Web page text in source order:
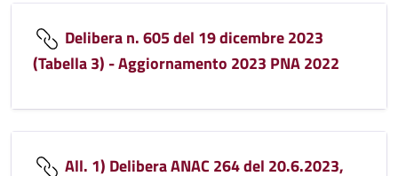
Delibera n. 605 del 19 dicembre 2023
(Tabella 3) - Aggiornamento 2023 PNA 2022
All. 1) Delibera ANAC 264 del 20.6.2023,